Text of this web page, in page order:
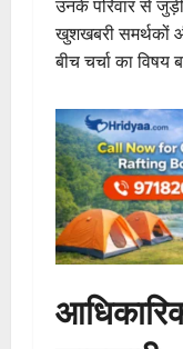
उनके परिवार से
खुशखबरी समर्थकों
बीच चर्चा का विषय